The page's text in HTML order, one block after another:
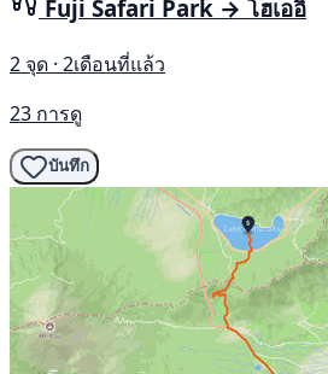
Fuji Safari Park → โฮเออิ
2 จุด · 2เดือนที่แล้ว
23 การดู
บันทึก